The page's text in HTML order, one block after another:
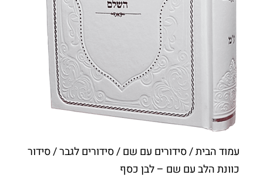
עמוד הבית/סידורים עם שם/סידורים לגבר/ סידור
כוונת הלב עם שם – לבן כסף